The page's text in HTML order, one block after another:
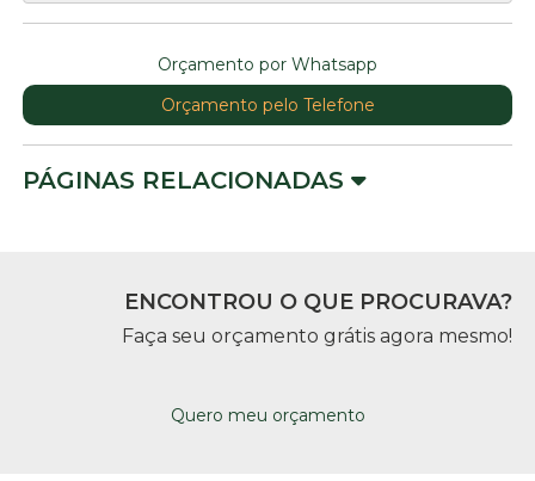
Orçamento por Whatsapp
Orçamento pelo Telefone
PÁGINAS RELACIONADAS
ENCONTROU O QUE PROCURAVA?
Faça seu orçamento grátis agora mesmo!
Quero meu orçamento